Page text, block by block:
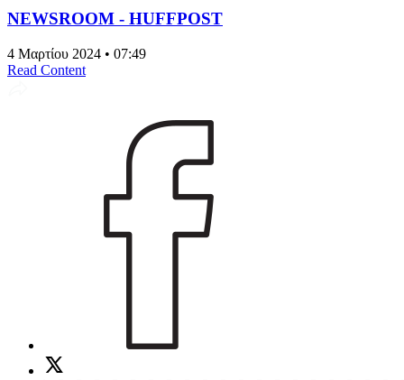
NEWSROOM - HUFFPOST
4 Μαρτίου 2024 • 07:49
Read Content